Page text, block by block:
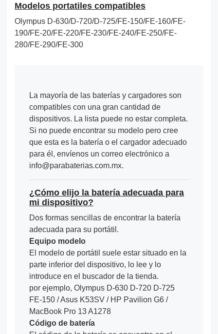
Modelos portatiles compatibles
Olympus D-630/D-720/D-725/FE-150/FE-160/FE-
190/FE-20/FE-220/FE-230/FE-240/FE-250/FE-
280/FE-290/FE-300
La mayoría de las baterías y cargadores son
compatibles con una gran cantidad de
dispositivos. La lista puede no estar completa.
Si no puede encontrar su modelo pero cree
que esta es la batería o el cargador adecuado
para él, envíenos un correo electrónico a
info@parabaterias.com.mx.
¿Cómo elijo la batería adecuada para
mi dispositivo?
Dos formas sencillas de encontrar la batería
adecuada para su portátil.
Equipo modelo
El modelo de portátil suele estar situado en la
parte inferior del dispositivo, lo lee y lo
introduce en el buscador de la tienda.
por ejemplo, Olympus D-630 D-720 D-725
FE-150 / Asus K53SV / HP Pavilion G6 /
MacBook Pro 13 A1278
Código de batería